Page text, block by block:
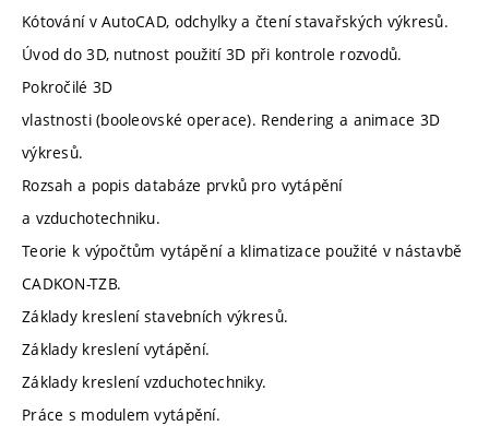
Kótování v AutoCAD, odchylky a čtení stavařských výkresů.
Úvod do 3D, nutnost použití 3D při kontrole rozvodů.
Pokročilé 3D
vlastnosti (booleovské operace). Rendering a animace 3D
výkresů.
Rozsah a popis databáze prvků pro vytápění
a vzduchotechniku.
Teorie k výpočtům vytápění a klimatizace použité v nástavbě
CADKON-TZB.
Základy kreslení stavebních výkresů.
Základy kreslení vytápění.
Základy kreslení vzduchotechniky.
Práce s modulem vytápění.